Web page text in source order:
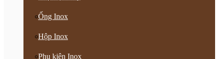
Ống Inox
Hộp Inox
Phụ kiện Inox